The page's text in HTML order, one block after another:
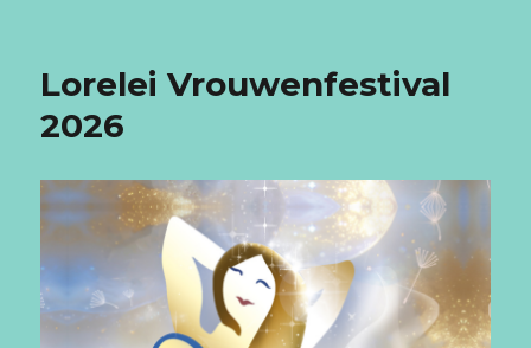
Lorelei Vrouwenfestival
2026